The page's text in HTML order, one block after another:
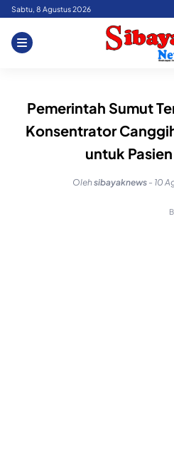
Skip
content
Sabtu, 8 Agustus 2026
Pemerintah Sumut
Konsentrator
untuk
Olehsibayaknews - 10